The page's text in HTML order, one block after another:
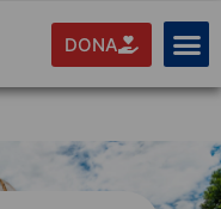
DONA